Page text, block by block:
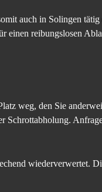
auch in Solingen tätig
einen reibungslosen
weg, den Sie
Schrottabholung.
wiederverwertet.